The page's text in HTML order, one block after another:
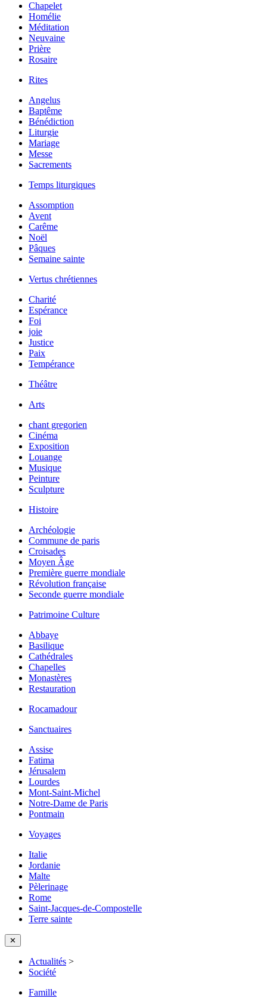
Chapelet
Homélie
Méditation
Neuvaine
Prière
Rosaire
Rites
Angelus
Baptême
Bénédiction
Liturgie
Mariage
Messe
Sacrements
Temps liturgiques
Assomption
Avent
Carême
Noël
Pâques
Semaine sainte
Vertus chrétiennes
Charité
Espérance
Foi
joie
Justice
Paix
Tempérance
Théâtre
Arts
chant gregorien
Cinéma
Exposition
Louange
Musique
Peinture
Sculpture
Histoire
Archéologie
Commune de paris
Croisades
Moyen Âge
Première guerre mondiale
Révolution française
Seconde guerre mondiale
Patrimoine Culture
Abbaye
Basilique
Cathédrales
Chapelles
Monastères
Restauration
Rocamadour
Sanctuaires
Assise
Fatima
Jérusalem
Lourdes
Mont-Saint-Michel
Notre-Dame de Paris
Pontmain
Voyages
Italie
Jordanie
Malte
Pèlerinage
Rome
Saint-Jacques-de-Compostelle
Terre sainte
✕
Actualités >
Société
Famille